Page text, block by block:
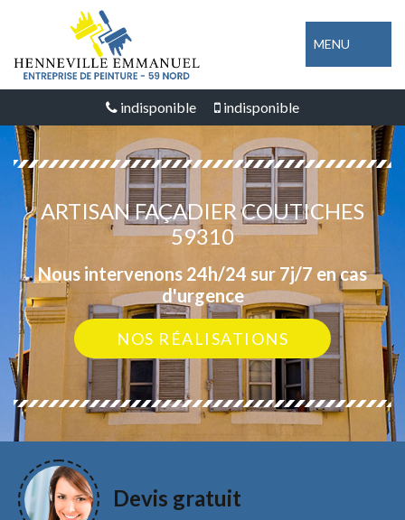
MENU
indisponible indisponible
ARTISAN FAÇADIER COUTICHES
59310
Nous intervenons 24h/24 sur 7j/7 en cas
d'urgence
NOS RÉALISATIONS
Devis gratuit